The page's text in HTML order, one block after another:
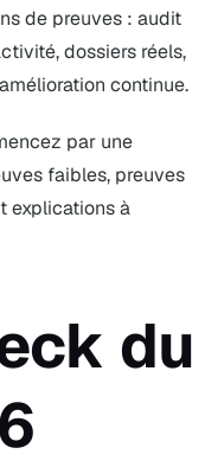
de preuves : audit
dossiers réels,
continue.
par une
faibles, preuves
explications à
du